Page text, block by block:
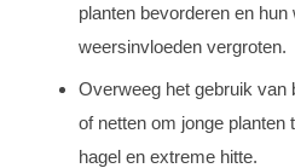
planten bevorderen en
weersinvloeden vergroten.
Overweeg het gebruik van
of netten om jonge planten
hagel en extreme hitte.